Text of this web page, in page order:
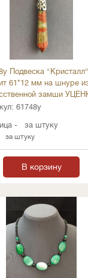
Подвеска "Кристалл"
61*12 мм на шнуре
замши
61748у
-
за штуку
за штуку
В корзину